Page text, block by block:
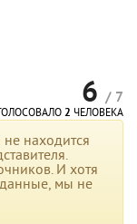
6 / 7
2 ЧЕЛОВЕКА
находится
И хотя
данные, мы не